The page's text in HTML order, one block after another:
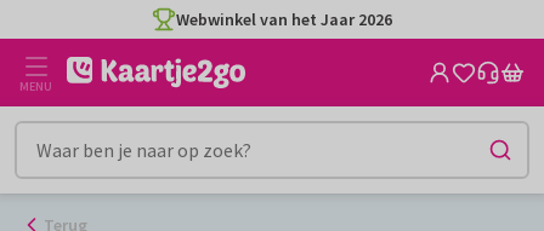
naar
inhoud
Webwinkel van het Jaar 2026
MENU
Terug